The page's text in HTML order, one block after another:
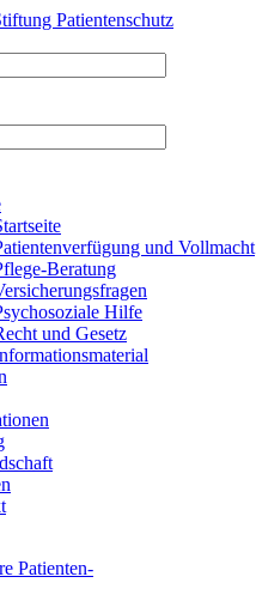
und Vollmacht
Beratung
Hilfe
und Gesetz
Patienten-